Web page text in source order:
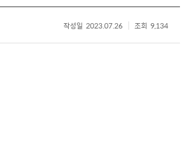
작성일 2023.07.26 조회 9,134